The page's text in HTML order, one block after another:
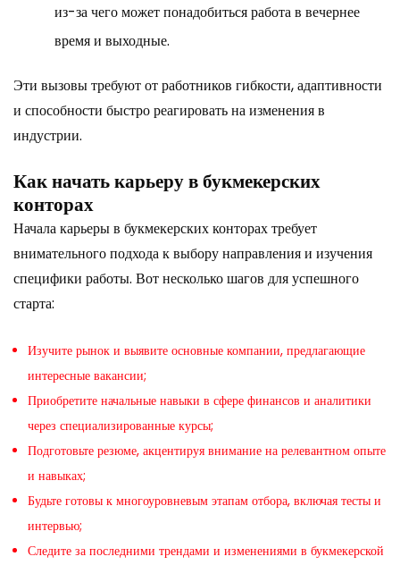
из-за чего может понадобиться работа в вечернее
время и выходные.
Эти вызовы требуют от работников гибкости, адаптивности
и способности быстро реагировать на изменения в
индустрии.
Как начать карьеру в букмекерских
конторах
Начала карьеры в букмекерских конторах требует
внимательного подхода к выбору направления и изучения
специфики работы. Вот несколько шагов для успешного
старта:
Изучите рынок и выявите основные компании, предлагающие
интересные вакансии;
Приобретите начальные навыки в сфере финансов и аналитики
через специализированные курсы;
Подготовьте резюме, акцентируя внимание на релевантном опыте
и навыках;
Будьте готовы к многоуровневым этапам отбора, включая тесты и
интервью;
Следите за последними трендами и изменениями в букмекерской